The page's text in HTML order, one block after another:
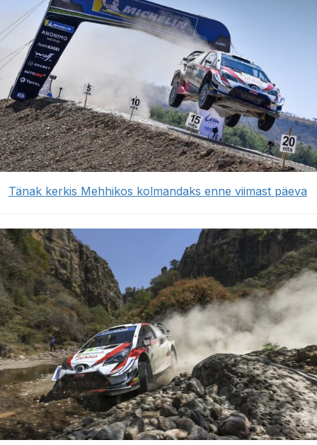
Tänak kerkis Mehhikos kolmandaks enne viimast päeva